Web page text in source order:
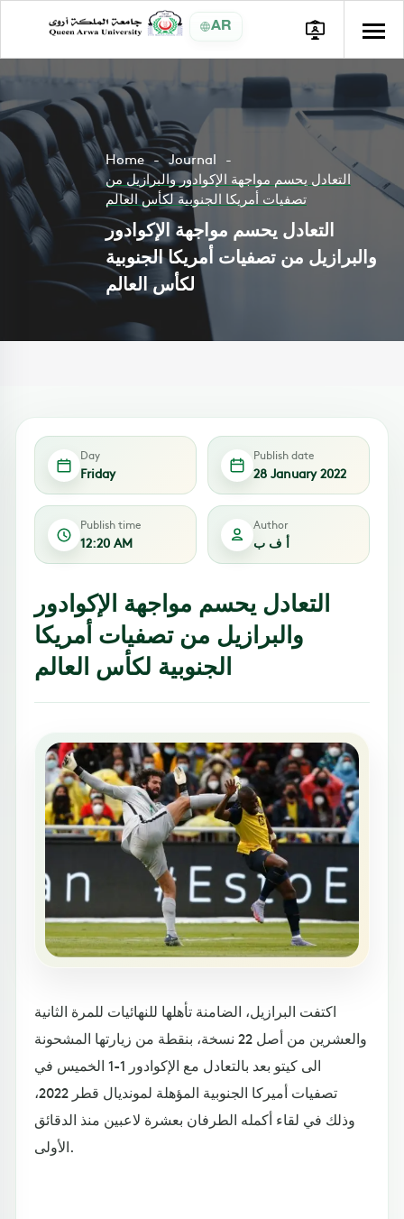
AR
Home
Journal
التعادل يحسم مواجهة الإكوادور والبرازيل من
تصفيات أمريكا الجنوبية لكأس العالم
التعادل يحسم مواجهة الإكوادور
والبرازيل من تصفيات أمريكا الجنوبية
لكأس العالم
Day
Friday
Publish date
28 January 2022
Publish time
12:20 AM
Author
أ ف ب
التعادل يحسم مواجهة الإكوادور
والبرازيل من تصفيات أمريكا
الجنوبية لكأس العالم
اكتفت البرازيل، الضامنة تأهلها للنهائيات للمرة الثانية
والعشرين من أصل 22 نسخة، بنقطة من زيارتها المشحونة
الى كيتو بعد بالتعادل مع الإكوادور 1-1 الخميس في
تصفيات أميركا الجنوبية المؤهلة لمونديال قطر 2022،
وذلك في لقاء أكمله الطرفان بعشرة لاعبين منذ الدقائق
الأولى.